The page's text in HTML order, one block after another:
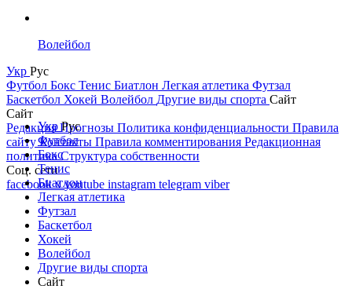
Волейбол
Укр Рус
Футбол Бокс Тенис Биатлон Легкая атлетика Футзал
Баскетбол Хокей Волейбол Другие виды спорта Сайт
Сайт
РедакцияПрогнозы Политика конфиденциальности Правила
сайтуКонтакты Правила комментирования Редакционная
политикаСтруктура собственности
Соц. сети
facebookxyoutube instagram telegram viber
УкрРус
Футбол
Бокс
Тенис
Биатлон
Легкая атлетика
Футзал
Баскетбол
Хокей
Волейбол
Другие виды спорта
Сайт